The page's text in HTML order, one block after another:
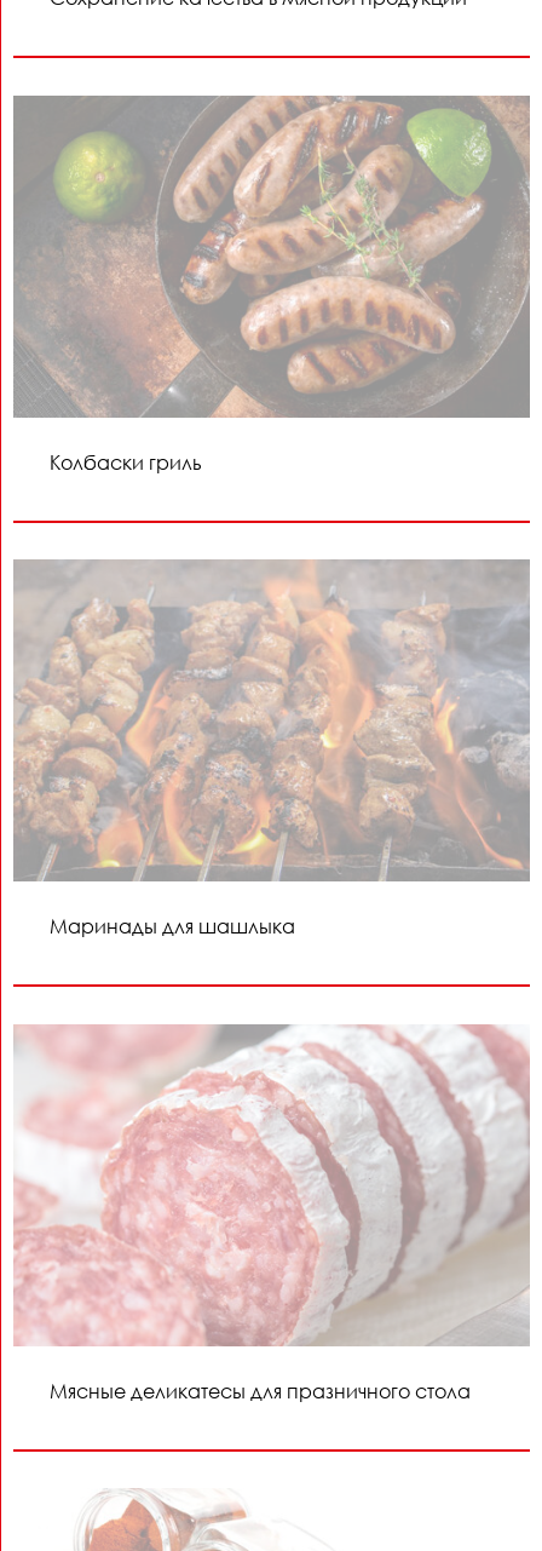
Колбаски гриль
Маринады для шашлыка
Мясные деликатесы для празничного стола